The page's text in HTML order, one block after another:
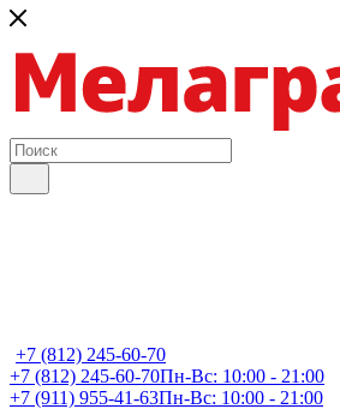
+7 (812) 245-60-70
+7 (812) 245-60-70Пн-Вс: 10:00 - 21:00
+7 (911) 955-41-63Пн-Вс: 10:00 - 21:00